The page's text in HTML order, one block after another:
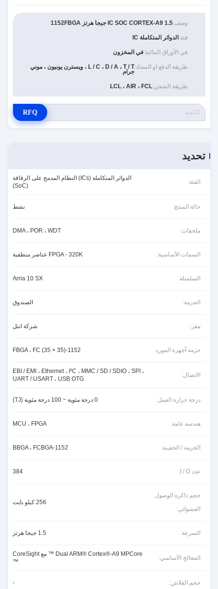
وصف:IC SOC CORTEX-A9 1.5 جيجا هرتز 1152FBGA
فئة: الدوائر المتكاملة IC
في الأوراق المالية:في المخزون
طريقة الدفع او السداد: L / C ، D / A ، T / T ، ويسترن يونيون ، موني
جرام
طريقة الشحن:LCL ، AIR ، FCL
RFQ
تحديد
الفئة:
الدوائر المتكاملة (ICs) النظام المدمج على الرقاقة
(SoC)
حالة المنتج: نشط
ملحقات: DMA ، POR ، WDT
السمات الأساسية: FPGA - 320K عناصر منطقية
السلسلة: Arria 10 SX
الحزمة: الصندوق
مفر: شركة انتل
حزمة أجهزة المورد: 1152-FBGA ، FC (35 × 35)
الاتصال:
EBI / EMI ، Ethernet ، I²C ، MMC / SD / SDIO ، SPI ،
UART / USART ، USB OTG
درجة حرارة العمل: 0 درجة مئوية ~ 100 درجة مئوية (TJ)
هندسة عامة: MCU ، FPGA
الحزمة / الحقيبة: 1152-BBGA ، FCBGA
عدد I / O: 384
حجم ذاكرة الوصول
العشوائي:
256 كيلو بايت
السرعة: 1.5 جيجا هرتز
المعالج الأساسي:
Dual ARM® Cortex®-A9 MPCore ™ مع CoreSight
™
حجم الفلاش: -